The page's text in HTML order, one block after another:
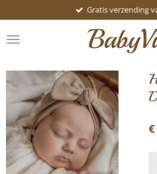
direct
naar
de
Gratis verzending